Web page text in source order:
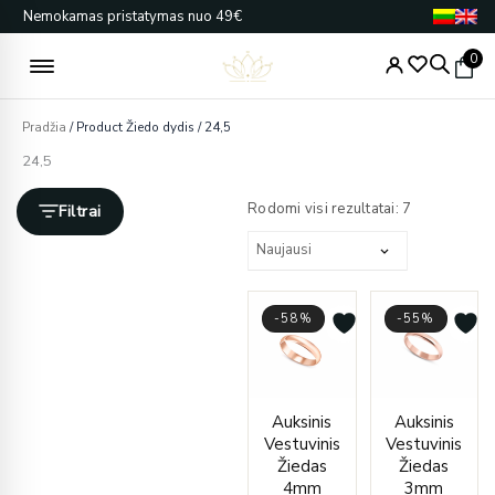
Pereiti
prie
turinio
Nemokamas pristatymas nuo 49€
0
Pradžia / Product Žiedo dydis / 24,5
24,5
Filtrai Rodomi visi rezultatai: 7
-58%
Auksinis
Vestuvinis
Žiedas
4mm
range:
€382.00
-55%
Auksinis
Vestuvinis
Žiedas
3mm
range: